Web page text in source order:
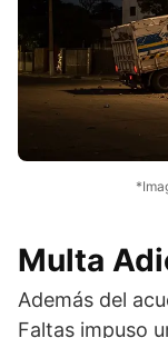
Multa
Además del
Faltas impuso